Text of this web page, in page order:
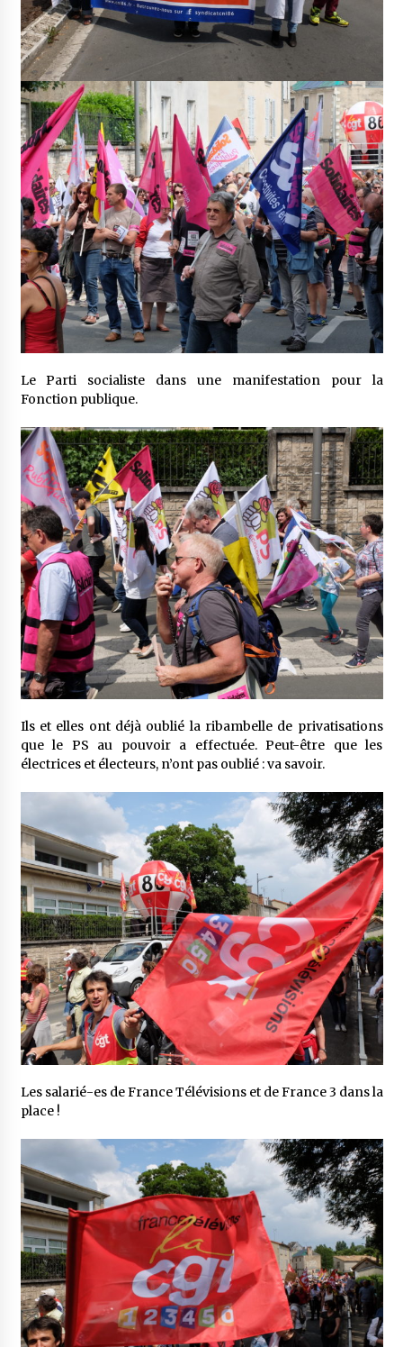
Le Parti socialiste dans une manifestation pour la
Fonction publique.
Ils et elles ont déjà oublié la ribambelle de privatisations
que le PS au pouvoir a effectuée. Peut-être que les
électrices et électeurs, n’ont pas oublié : va savoir.
Les salarié-es de France Télévisions et de France 3 dans la
place !